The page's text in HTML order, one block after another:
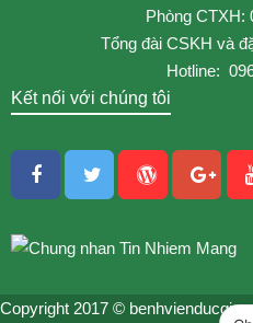
Phòng CTXH:
Tổng đài CSKH và
Hotline:
Kết nối với chúng tôi
Copyright 2017 ©